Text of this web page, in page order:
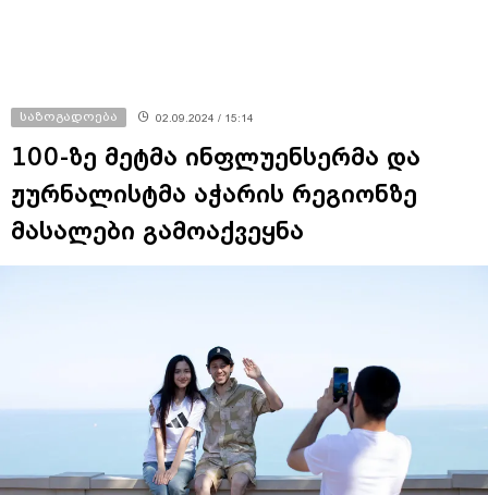
საზოგადოება 02.09.2024 / 15:14
100-ზე მეტმა ინფლუენსერმა და
ჟურნალისტმა აჭარის რეგიონზე
მასალები გამოაქვეყნა